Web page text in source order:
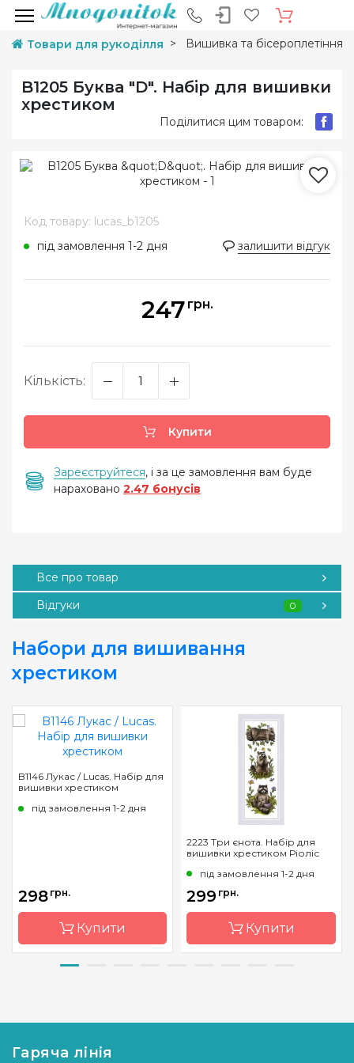
Товари для рукоділля Вишивка та бісероплетіння
B1205 Буква "D". Набір для вишивки
хрестиком
Поділитися цим товаром:
Код товару: lucas_b1205
під замовлення 1-2 дня
залишити відгук
247 грн.
Кількість:
Купити
Зареєструйтеся, і за це замовлення вам буде
нараховано 2.47 бонусів
Все про товар
Відгуки
0
Набори для вишивання
хрестиком
B1146 Лукас / Lucas. Набір для
вишивки хрестиком
під замовлення 1-2 дня
298 грн.
Купити
Країна
Молдова
Розмір 13x16,5cm
2223 Три єнота. Набір для
вишивки хрестиком Ріоліс
під замовлення 1-2 дня
299 грн.
Купити
Країна
Литва
Гаряча лінія